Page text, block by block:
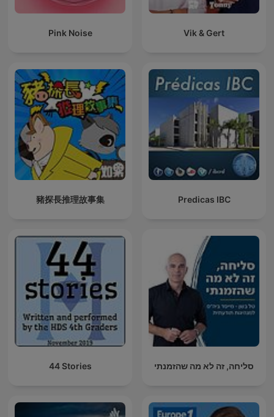
Pink Noise Vik & Gert
豬探長推理故事集 Predicas IBC
44 Stories סליחה, זה לא מה שהזמנתי